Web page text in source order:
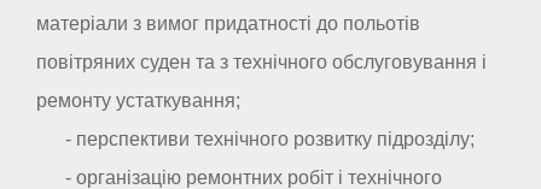
матеріали з вимог придатності до польотів
повітряних суден та з технічного обслуговування і
ремонту устаткування;
- перспективи технічного розвитку підрозділу;
- організацію ремонтних робіт і технічного